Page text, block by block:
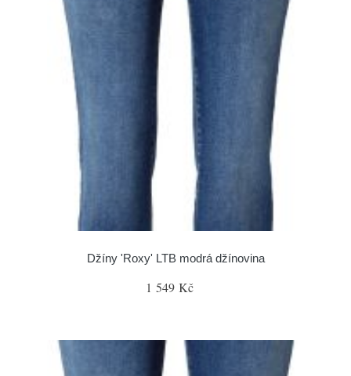
Džíny 'Roxy' LTB modrá džínovina
1 549 Kč